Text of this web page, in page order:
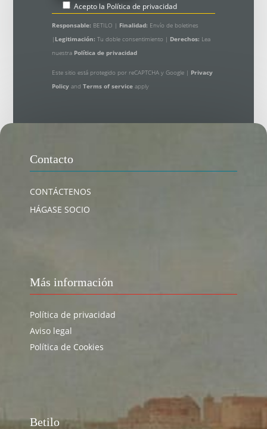
Acepto la Política de privacidad
Responsable: BETILO | Finalidad: Envío de boletines
| Legitimación: Tu doble consentimiento | Derechos: Lea
nuestra Política de privacidad
Este sitio está protegido por reCAPTCHA y Google | Privacy
Policy and Terms of serviceapply
Contacto
CONTÁCTENOS
HÁGASE SOCIO
Más información
Política de privacidad
Aviso legal
Política de Cookies
Betilo